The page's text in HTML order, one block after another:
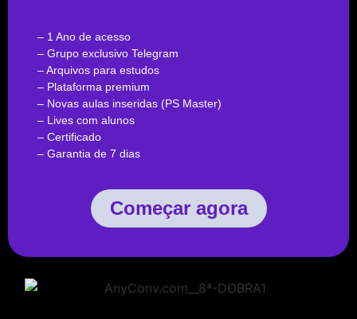
– 1 Ano de acesso
– Grupo exclusivo Telegram
– Arquivos para estudos
– Plataforma premium
– Novas aulas inseridas (PS Master)
– Lives com alunos
– Certificado
– Garantia de 7 dias
Começar agora